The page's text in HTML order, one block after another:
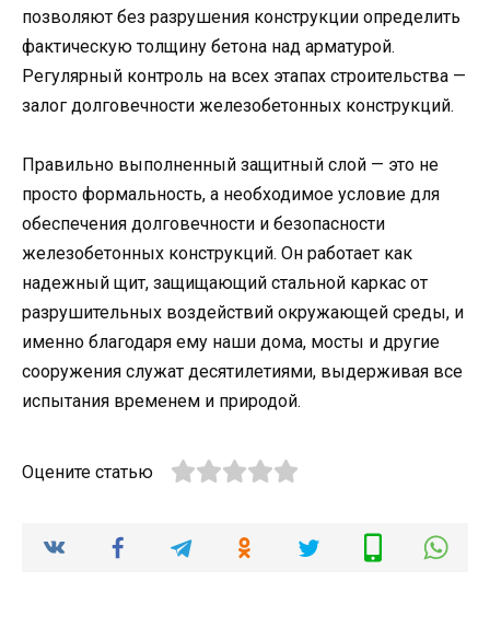
позволяют без разрушения конструкции определить
фактическую толщину бетона над арматурой.
Регулярный контроль на всех этапах строительства —
залог долговечности железобетонных конструкций.
Правильно выполненный защитный слой — это не
просто формальность, а необходимое условие для
обеспечения долговечности и безопасности
железобетонных конструкций. Он работает как
надежный щит, защищающий стальной каркас от
разрушительных воздействий окружающей среды, и
именно благодаря ему наши дома, мосты и другие
сооружения служат десятилетиями, выдерживая все
испытания временем и природой.
Оцените статью